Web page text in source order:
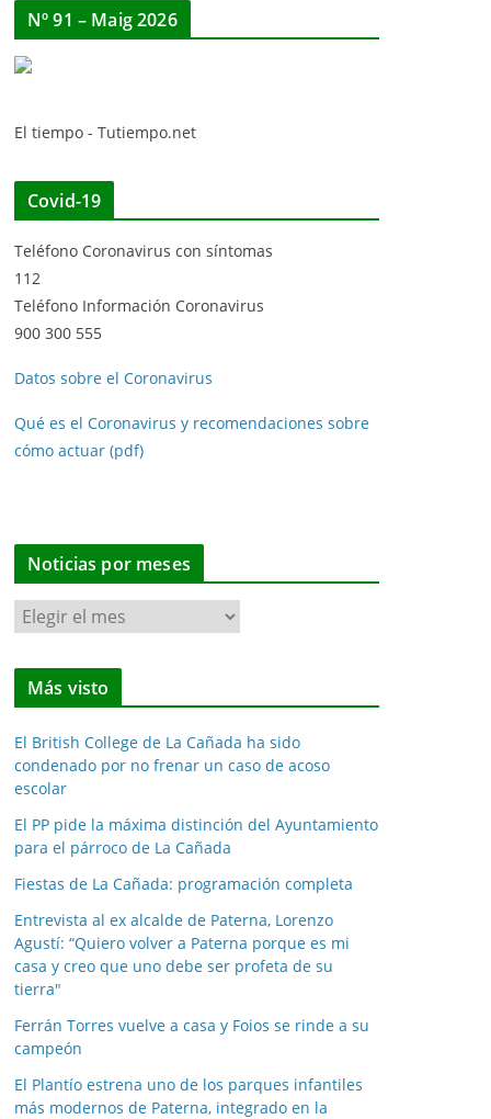
Nº 91 – Maig 2026
El tiempo - Tutiempo.net
Covid-19
Teléfono Coronavirus con síntomas
112
Teléfono Información Coronavirus
900 300 555
Datos sobre el Coronavirus
Qué es el Coronavirus y recomendaciones sobre
cómo actuar (pdf)
Noticias por meses
N
o
t
i
a
p
o
r
m
e
s
e
s
Más visto
El British College de La Cañada ha sido
condenado por no frenar un caso de acoso
escolar
El PP pide la máxima distinción del Ayuntamiento
para el párroco de La Cañada
Fiestas de La Cañada: programación completa
Entrevista al ex alcalde de Paterna, Lorenzo
Agustí: “Quiero volver a Paterna porque es mi
casa y creo que uno debe ser profeta de su
tierra"
Ferrán Torres vuelve a casa y Foios se rinde a su
campeón
El Plantío estrena uno de los parques infantiles
más modernos de Paterna, integrado en la